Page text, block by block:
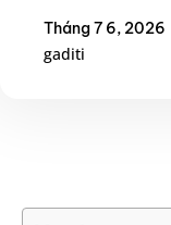
Tháng 7 6, 2026
gaditi